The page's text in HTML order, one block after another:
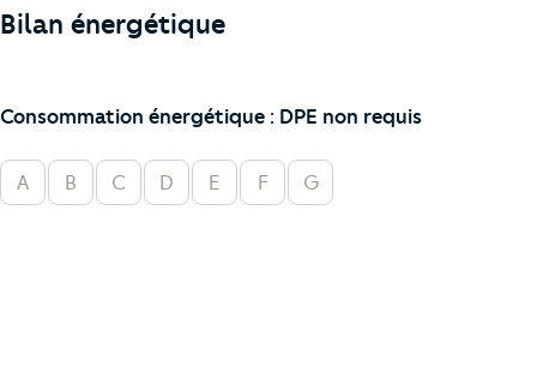
Bilan énergétique
Consommation énergétique : DPE non requis
A B C D E F G